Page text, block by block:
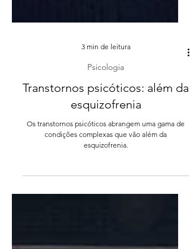
3 min de leitura
Psicologia
Transtornos psicóticos: além da
esquizofrenia
Os transtornos psicóticos abrangem uma gama de
condições complexas que vão além da